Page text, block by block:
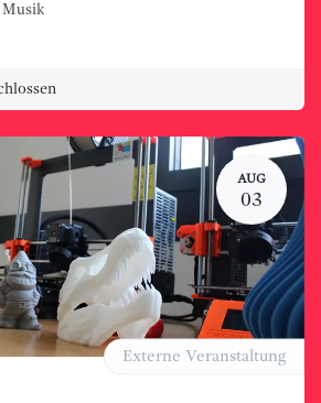
AUG
03
Externe Veranstaltung